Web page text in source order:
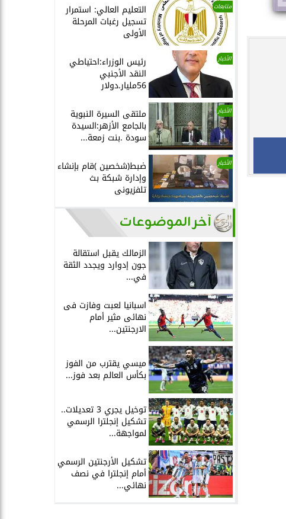
متابعات التعليم العالي: استمرار
تسجيل رغبات المرحلة
الأولى
الأخبار رئيس الوزراء:احتياطي
النقد الأجنبي
56مليار.دولار
الأخبار ملتقى السيرة النبوية
بالجامع الأزهر:السيدة
سودة .بنت زمعة...
الأخبار ضبط(شخصين )قام بإنشاء
وإدارة شبكة بث
تلفزيونى
آخر الموضوعات
الزمالك يقبل استقالة
جون إدوارد ويجدد الثقة
في...
اسبانيا لعبت وفازت فى
نهائى مثير أمام
الارجنتين...
ميسي يقترب من الفوز
بكأس العالم بعد فوز...
توخيل يجري 3 تعديلات..
تشكيل إنجلترا الرسمي
لمواجهة...
تشكيل الأرجنتين الرسمي
أمام إنجلترا في نصف
نهائي...